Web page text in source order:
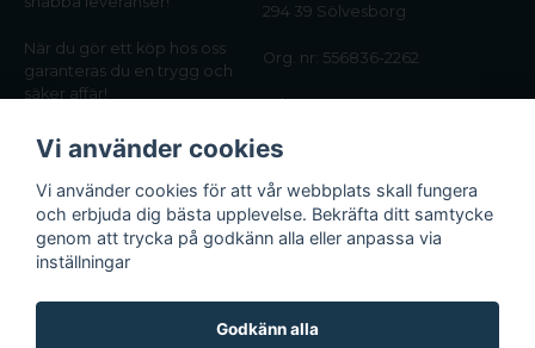
När du gör ett köp hos oss
garanteras du en trygg och
säker affär!
294 39 Sölvesborg
Org. nr: 556836-2262
Tel:0456-405566
Email:
INFORMATION
Om oss
Integritetspolicy
Vi använder cookies
Vi använder cookies för att vår webbplats skall fungera
och erbjuda dig bästa upplevelse. Bekräfta ditt samtycke
genom att trycka på godkänn alla eller anpassa via
inställningar
Godkänn alla